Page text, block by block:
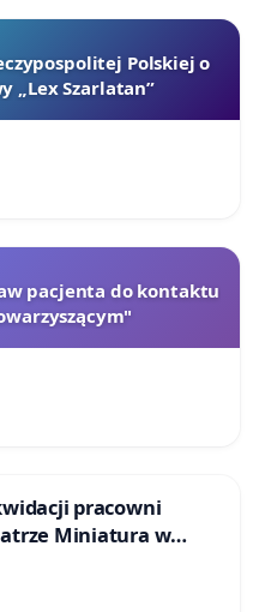
Polskiej o
„Lex Szarlatan”
pacjenta do kontaktu
pracowni
Miniatura w